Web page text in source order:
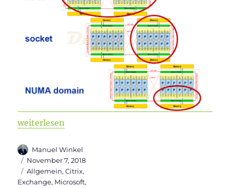
„Optimierung von VMs durch NUMA“
weiterlesen
Autor
Manuel Winkel
Veröffentlicht
am
November 7, 2018
Kategorien
Allgemein,Citrix,
Exchange, Microsoft,